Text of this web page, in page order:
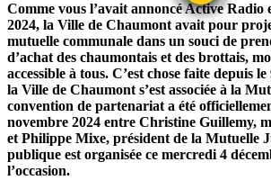
Comme vous l’avait annoncé Active Radio
2024, la Ville de Chaumont avait pour
mutuelle communale dans un souci de
d’achat des chaumontais et des brottais,
accessible à tous. C’est chose faite depuis
la Ville de Chaumont s’est associée à la
convention de partenariat a été
novembre 2024 entre Christine Guillemy,
et Philippe Mixe, président de la Mutuelle
publique est organisée ce mercredi 4
l’occasion.